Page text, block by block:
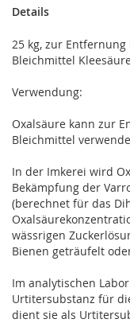
Details
25 kg, zur
Bleichmittel
Verwendung:
Oxalsäure kann zur
Bleichmittel
In der Imkerei wird
Bekämpfung der
(berechnet für das
wässrigen
Bienen geträufelt
Im analytischen
Urtitersubstanz für
dient sie als